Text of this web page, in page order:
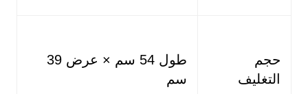
حجم
التغليف
طول 54 سم × عرض 39
سم